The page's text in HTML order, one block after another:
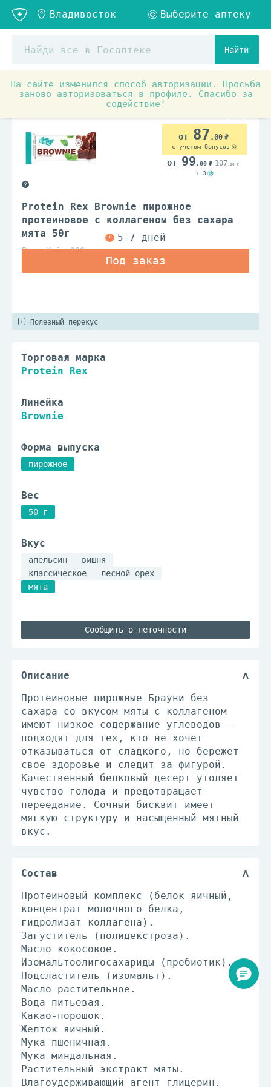
Найти
На сайте изменился способ авторизации. Просьба
заново авторизоваться в профиле. Спасибо за
содействие!
Товары для красоты и здоровья Спортивное питание
Protein Rex Brownie пирожное
протеиновое с коллагеном без сахара
мята 50г
Роял Кейк ООО
87 .00
с учетом бонусов
99 .00 107.00
+ 3
Полезный перекус
Торговая марка
Protein Rex
Линейка
Brownie
Форма выпуска
пирожное
Вес
50 г
Вкус
апельсин
вишня
классическое
лесной орех
мята
Сообщить о неточности
Описание
Протеиновые пирожные Брауни без
сахара со вкусом мяты с коллагеном
имеют низкое содержание углеводов –
подходят для тех, кто не хочет
отказываться от сладкого, но бережет
свое здоровье и следит за фигурой.
Качественный белковый десерт утоляет
чувство голода и предотвращает
переедание. Сочный бисквит имеет
мягкую структуру и насыщенный мятный
вкус.
Состав
Протеиновый комплекс (белок яичный,
концентрат молочного белка,
гидролизат коллагена).
Загуститель (полидекстроза).
Масло кокосовое.
Изомальтоолигосахариды (пребиотик).
Подсластитель (изомальт).
Масло растительное.
Вода питьевая.
Какао-порошок.
Желток яичный.
Мука пшеничная.
Мука миндальная.
Растительный экстракт мяты.
Влагоудерживающий агент глицерин.